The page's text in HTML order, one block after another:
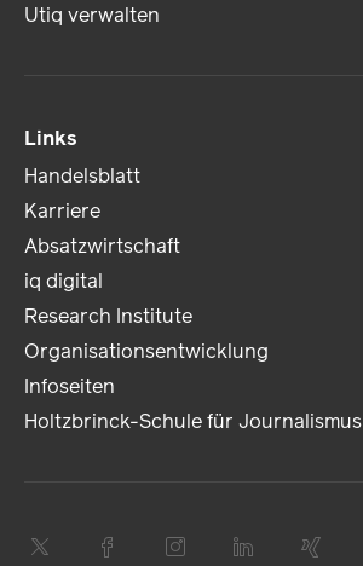
Utiq verwalten
Links
Handelsblatt
Karriere
Absatzwirtschaft
iq digital
Research Institute
Organisationsentwicklung
Infoseiten
Holtzbrinck-Schule für Journalismus